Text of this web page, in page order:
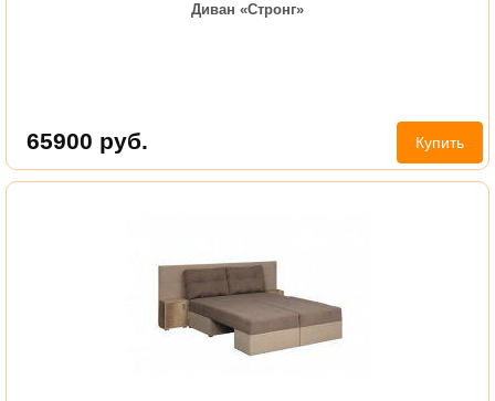
Диван «Стронг»
65900 руб. Купить